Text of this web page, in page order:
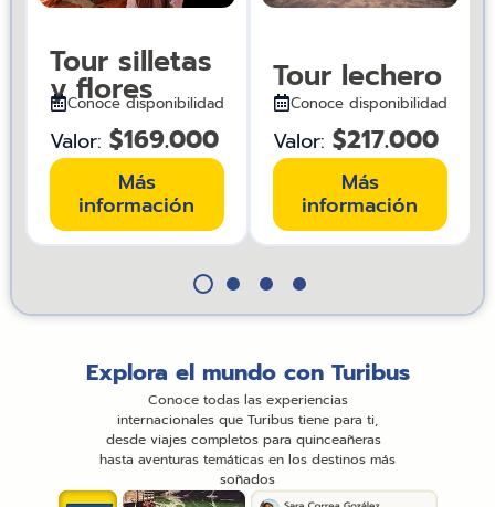
Tour silletas
y flores
Conoce disponibilidad
Valor: $169.000
Más
información
Tour lechero
Conoce disponibilidad
Valor: $217.000
Más
información
Explora el mundo con Turibus
Conoce todas las experiencias
internacionales que Turibus tiene para ti,
desde viajes completos para quinceañeras
hasta aventuras temáticas en los destinos más
soñados